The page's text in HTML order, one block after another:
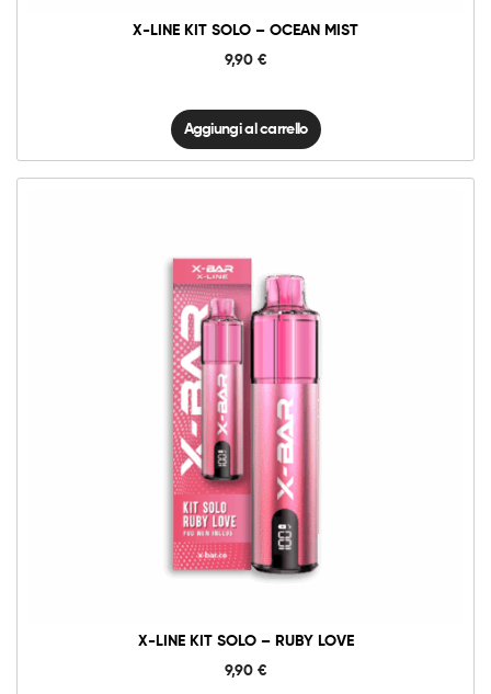
X-LINE KIT SOLO – OCEAN MIST
9,90 €
Aggiungi al carrello
X-LINE KIT SOLO – RUBY LOVE
9,90 €
Kit
Solo
Love
quantità